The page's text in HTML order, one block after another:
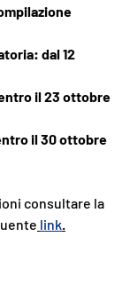
dal 12
il 23 ottobre
il 30 ottobre
consultare la
link.